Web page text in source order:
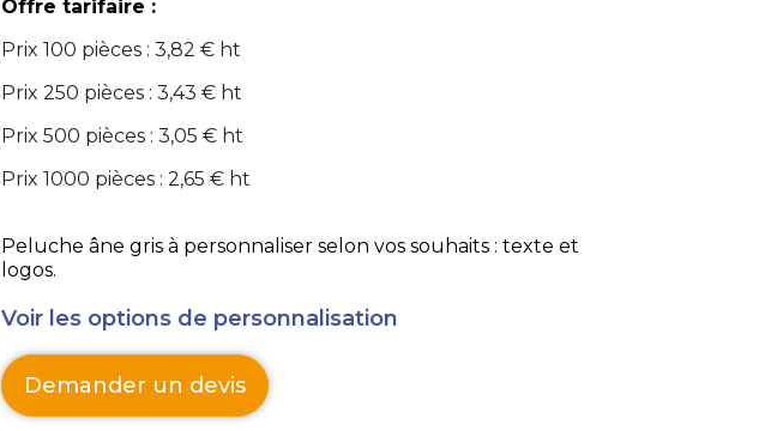
Offre tarifaire :
Prix 100 pièces : 3,82 € ht
Prix 250 pièces : 3,43 € ht
Prix 500 pièces : 3,05 € ht
Prix 1000 pièces : 2,65 € ht
Peluche âne gris à personnaliser selon vos souhaits : texte et
logos.
Voir les options de personnalisation
Demander un devis